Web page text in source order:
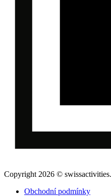
Copyright 2026 ©
Obchodní podmínky